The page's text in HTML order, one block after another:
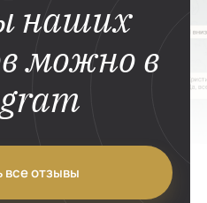
наших
можно в
все отзывы